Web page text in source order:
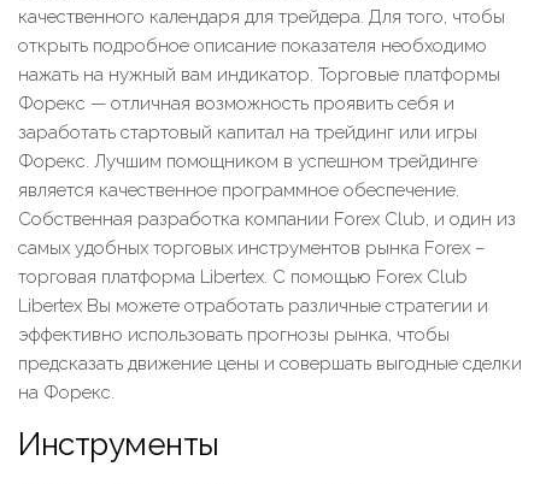
качественного календаря для трейдера. Для того, чтобы
открыть подробное описание показателя необходимо
нажать на нужный вам индикатор. Торговые платформы
Форекс — отличная возможность проявить себя и
заработать стартовый капитал на трейдинг или игры
Форекс. Лучшим помощником в успешном трейдинге
является качественное программное обеспечение.
Собственная разработка компании Forex Club, и один из
самых удобных торговых инструментов рынка Forex –
торговая платформа Libertex. С помощью Forex Club
Libertex Вы можете отработать различные стратегии и
эффективно использовать прогнозы рынка, чтобы
предсказать движение цены и совершать выгодные сделки
на Форекс.
Инструменты